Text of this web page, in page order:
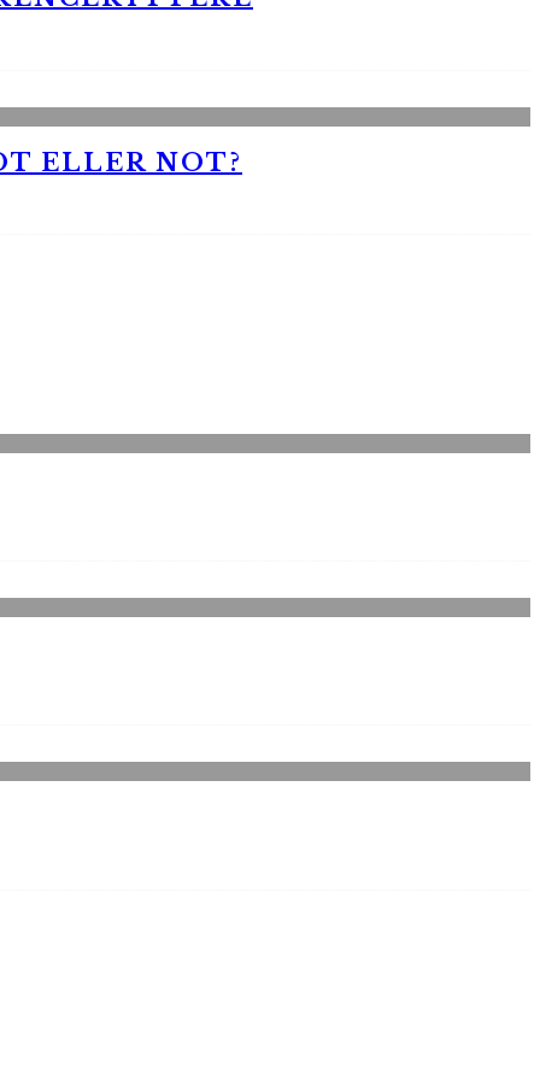
ELLER NOT?